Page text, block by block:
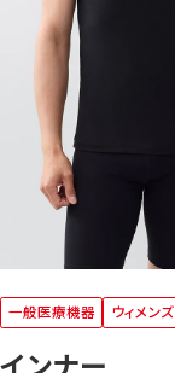
一般医療機器 ウィメンズ